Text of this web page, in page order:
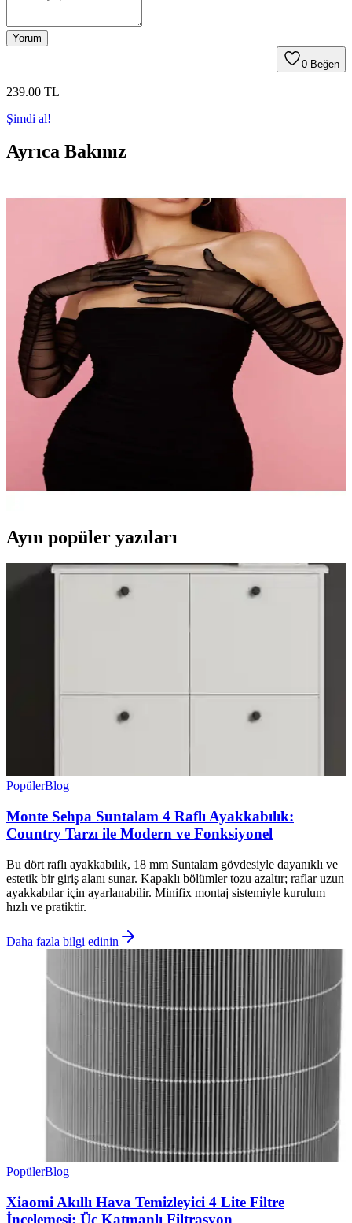
Yorum
0 Beğen
239.00 TL
Şimdi al!
Ayrıca Bakınız
Aphrodite By Hera ve Genel Markalar Gelinlik
Eldivenleri Karşılaştırması
İki popüler tül eldiven arasındaki farkları ve özellikleri keşfedin.
Zarif tasarım, malzeme kalitesi ve kullanıcı yorumlarıyla en uygun
gelinlik eldivenini seçmek için detaylı bilgi burada.
Aphrodite By Hera Siyah Tül Eldiven: Zarif ve Şık
Tasarım ile Etkinliklere Özel
Aphrodite By Hera siyah tül eldiven, yüksek kaliteli likralı kumaş ve
şeffaf tül ile tasarlanmış, çeşitli etkinliklerde şıklık ve hareket
özgürlüğü sağlar, kullanıcı memnuniyeti yüksektir.
Aphrodite By Hera Siyah Tül Eldiven: Zarif ve Şık
Tasarımıyla Özel Günlerin Vazgeçilmezi
Aphrodite by Hera Siyah Tül Eldiven, şık tasarımı ve yüksek kaliteli
likralı kumaşıyla özel günlerde tarzınıza zarafet katıyor. Esnek yapısı
sayesinde rahat kullanım sağlar.
Ayın popüler yazıları
PopülerBlog
Monte Sehpa Suntalam 4 Raflı Ayakkabılık:
Country Tarzı ile Modern ve Fonksiyonel
Bu dört raflı ayakkabılık, 18 mm Suntalam gövdesiyle dayanıklı ve
estetik bir giriş alanı sunar. Kapaklı bölümler tozu azaltır; raflar uzun
ayakkabılar için ayarlanabilir. Minifix montaj sistemiyle kurulum
hızlı ve pratiktir.
Daha fazla bilgi edinin
PopülerBlog
Xiaomi Akıllı Hava Temizleyici 4 Lite Filtre
İncelemesi: Üç Katmanlı Filtrasyon